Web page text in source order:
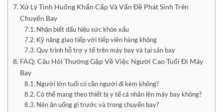
Xử Lý Tình Huống Khẩn Cấp Và Vấn Đề Phát Sinh Trên
Chuyến Bay
Nhận biết dấu hiệu sức khỏe xấu
Kỹ năng giao tiếp với tiếp viên hàng không
Quy trình hỗ trợ y tế trên máy bay và tại sân bay
FAQ: Câu Hỏi Thường Gặp Về Việc Người Cao Tuổi Đi Máy
Bay
Người lớn tuổi có cần người đi kèm không?
Có thể mang theo thiết bị y tế cá nhân lên máy bay không?
Nên ăn uống gì trước và trong chuyến bay?